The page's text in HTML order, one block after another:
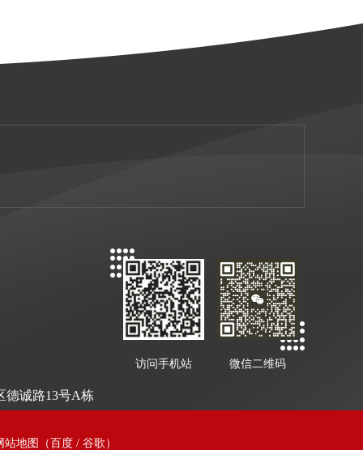
诚路13号A栋
访问手机站 微信二维码
站地图 （百度/ 谷歌 ）